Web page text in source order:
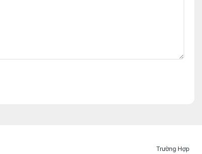
Trường Hợp